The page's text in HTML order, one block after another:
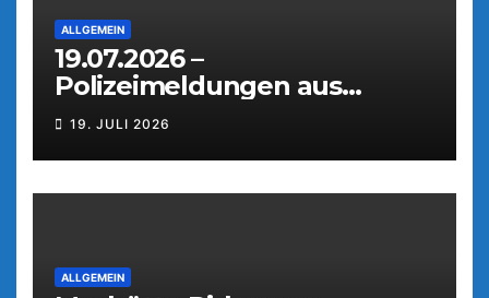
ALLGEMEIN
19.07.2026 –
Polizeimeldungen aus
Weiden
19. JULI 2026
ALLGEMEIN